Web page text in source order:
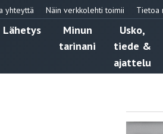
yhteyttä Näin verkkolehti toimii Tietoa
Lähetys
Minun
tarinani
Usko,
tiede &
ajattelu